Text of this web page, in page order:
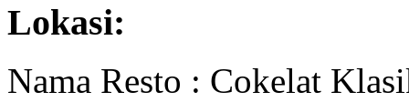
Lokasi:
Nama Resto : Cokelat